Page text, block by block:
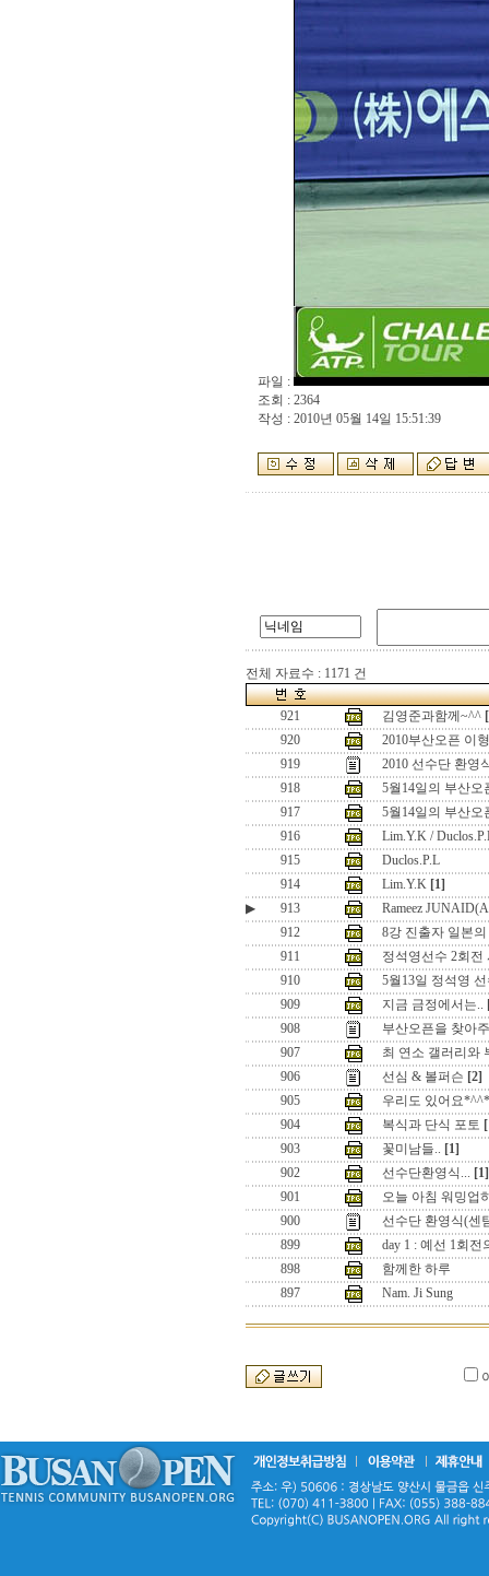
파일 :
조회 : 2364
작성 : 2010년 05월 14일 15:51:39
전체 자료수 : 1171 건
921 김영준과함께~^^
920
2010부산오픈 이
919
2010 선수단 환영
918
5월14일의 부산오
917
5월14일의 부산오
916
Lim.Y.K /
915
Duclos.P.L
914
Lim.Y.K [1]
▶
913
Rameez
912
8강 진출자 일본
911
정석영선수 2회전
910
5월13일 정석영
909
지금 금정에서는..
908
부산오픈을 찾아
907
최 연소 갤러리와
906
선심 & 볼퍼슨 [2]
905
우리도 있어요*^^*
904
복식과 단식 포토
903
꽃미남들.. [1]
902
선수단환영식... [1]
901
오늘 아침 워밍업
900
선수단 환영식(센
899
day 1 : 예선 1회전
898
함께한 하루
897
Nam. Ji Sung